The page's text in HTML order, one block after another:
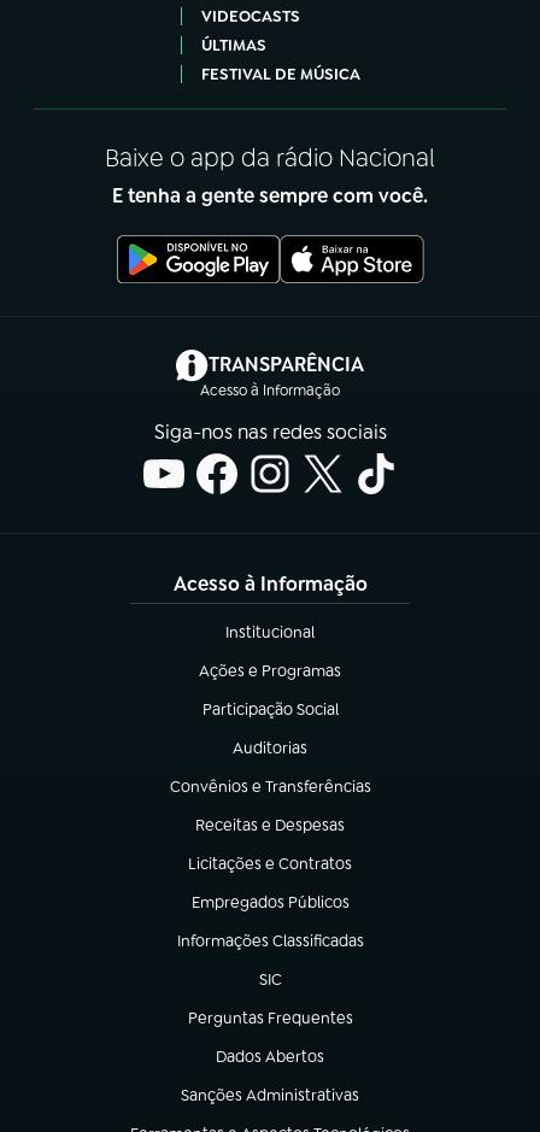
VIDEOCASTS
ÚLTIMAS
FESTIVAL DE MÚSICA
Baixe o app da rádio Nacional
E tenha a gente sempre com você.
TRANSPARÊNCIA
Acesso à Informação
(abre em nova aba)
Siga-nos nas redes sociais
Acesso à Informação
Institucional
(abre em nova aba)
Ações e Programas
(abre em nova aba)
Participação Social
(abre em nova aba)
Auditorias
(abre em nova aba)
Convênios e Transferências
(abre em nova aba)
Receitas e Despesas
(abre em nova aba)
Licitações e Contratos
(abre em nova aba)
Empregados Públicos
(abre em nova aba)
Informações Classificadas
(abre em nova aba)
SIC
(abre em nova aba)
Perguntas Frequentes
(abre em nova aba)
Dados Abertos
(abre em nova aba)
Sanções Administrativas
(abre em nova aba)